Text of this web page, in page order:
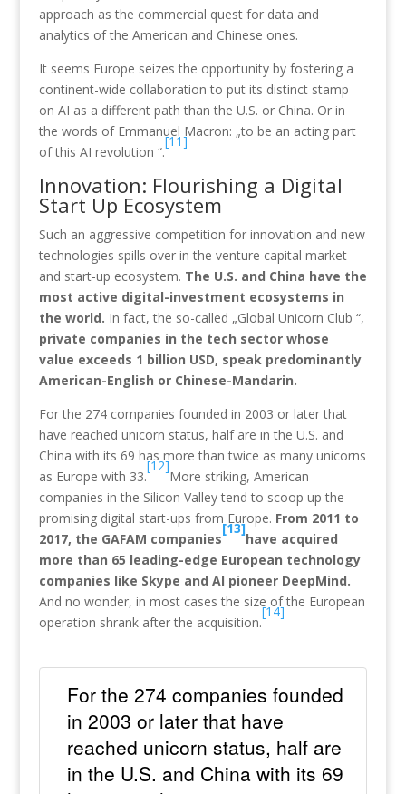
approach as the commercial quest for data and
analytics of the American and Chinese ones.
It seems Europe seizes the opportunity by fostering a
continent-wide collaboration to put its distinct stamp
on AI as a different path than the U.S. or China. Or in
the words of Emmanuel Macron: „to be an acting part
of this AI revolution “.
[11]
Innovation: Flourishing a Digital
Start Up Ecosystem
Such an aggressive competition for innovation and new
technologies spills over in the venture capital market
and start-up ecosystem. The U.S. and China have the
most active digital-investment ecosystems in
the world. In fact, the so-called „Global Unicorn Club “,
private companies in the tech sector whose
value exceeds 1 billion USD, speak predominantly
American-English or Chinese-Mandarin.
For the 274 companies founded in 2003 or later that
have reached unicorn status, half are in the U.S. and
China with its 69 has more than twice as many unicorns
as Europe with 33.
[12]
More striking, American
companies in the Silicon Valley tend to scoop up the
promising digital start-ups from Europe. From 2011 to
2017, the GAFAM companies
[13]
have acquired
more than 65 leading-edge European technology
companies like Skype and AI pioneer DeepMind.
And no wonder, in most cases the size of the European
operation shrank after the acquisition.
[14]
For the 274 companies founded
in 2003 or later that have
reached unicorn status, half are
in the U.S. and China with its 69